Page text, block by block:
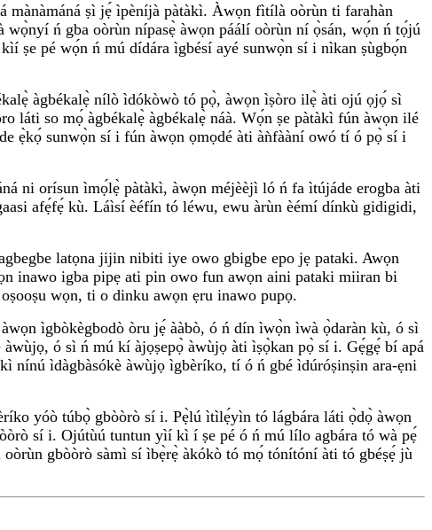
mànàmáná ṣì jẹ́ ìpèníjà pàtàkì. Àwọn fìtílà oòrùn ti farahàn
ń gba oòrùn nípasẹ̀ àwọn páálí oòrùn ní ọ̀sán, wọ́n ń tọ́jú
ṣe pé wọ́n ń mú dídára ìgbésí ayé sunwọ̀n sí i nìkan ṣùgbọ́n
àgbékalẹ̀ nílò ìdókòwò tó pọ̀, àwọn ìṣòro ilẹ̀ àti ojú ọjọ́ sì
so mọ́ àgbékalẹ̀ àgbékalẹ̀ náà. Wọ́n ṣe pàtàkì fún àwọn ilé
ẹ̀kọ́ sunwọ̀n sí i fún àwọn ọmọdé àti àǹfààní owó tí ó pọ̀ sí i
ni orísun ìmọ́lẹ̀ pàtàkì, àwọn méjèèjì ló ń fa ìtújáde erogba àti
afẹ́fẹ́ kù. Láìsí èéfín tó léwu, ewu àrùn èémí dínkù gidigidi,
latọna jijin nibiti iye owo gbigbe epo jẹ pataki. Awọn
inawo igba pipẹ ati pin owo fun awọn aini pataki miiran bi
wọn, ti o dinku awọn ẹru inawo pupọ.
ìgbòkègbodò òru jẹ́ ààbò, ó ń dín ìwọ̀n ìwà ọ̀daràn kù, ó sì
ó sì ń mú kí àjọṣepọ̀ àwùjọ àti ìṣọ̀kan pọ̀ sí i. Gẹ́gẹ́ bí apá
nínú ìdàgbàsókè àwùjọ ìgbèríko, tí ó ń gbé ìdúróṣinṣin ara-ẹni
yóò túbọ̀ gbòòrò sí i. Pẹ̀lú ìtìlẹ́yìn tó lágbára láti ọ̀dọ̀ àwọn
sí i. Ojútùú tuntun yìí kì í ṣe pé ó ń mú lílo agbára tó wà pẹ́
gbòòrò sàmì sí ìbẹ̀rẹ̀ àkókò tó mọ́ tónítóní àti tó gbéṣẹ́ jù